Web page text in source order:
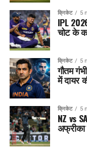
क्रिकेट 5
IPL
चोट के
क्रिकेट 5
गौतम
में दायर
क्रिकेट 5
NZ vs
अफ्रीका